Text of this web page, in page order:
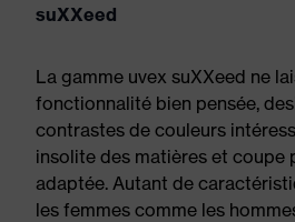
suXXeed
La gamme uvex suXXeed ne
fonctionnalité bien pensée,
contrastes de couleurs
insolite des matières et coupe
adaptée. Autant de
les femmes comme les